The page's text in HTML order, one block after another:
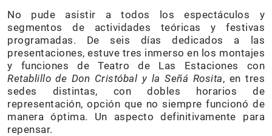
No pude asistir a todos los espectáculos y
segmentos de actividades teóricas y festivas
programadas. De seis días dedicados a las
presentaciones, estuve tres inmerso en los montajes
y funciones de Teatro de Las Estaciones con
Retablillo de Don Cristóbal y la Señá Rosita, en tres
sedes distintas, con dobles horarios de
representación, opción que no siempre funcionó de
manera óptima. Un aspecto definitivamente para
repensar.